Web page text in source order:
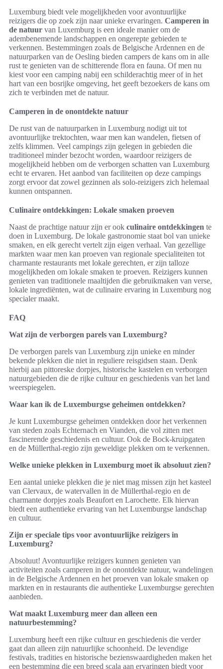
Luxemburg biedt vele mogelijkheden voor avontuurlijke
reizigers die op zoek zijn naar unieke ervaringen. Camperen in
de natuur van Luxemburg is een ideale manier om de
adembenemende landschappen en ongerepte gebieden te
verkennen. Bestemmingen zoals de Belgische Ardennen en de
natuurparken van de Oesling bieden campers de kans om in alle
rust te genieten van de schitterende flora en fauna. Of men nu
kiest voor een camping nabij een schilderachtig meer of in het
hart van een bosrijke omgeving, het geeft bezoekers de kans om
zich te verbinden met de natuur.
Camperen in de onontdekte natuur
De rust van de natuurparken in Luxemburg nodigt uit tot
avontuurlijke trektochten, waar men kan wandelen, fietsen of
zelfs klimmen. Veel campings zijn gelegen in gebieden die
traditioneel minder bezocht worden, waardoor reizigers de
mogelijkheid hebben om de verborgen schatten van Luxemburg
echt te ervaren. Het aanbod van faciliteiten op deze campings
zorgt ervoor dat zowel gezinnen als solo-reizigers zich helemaal
kunnen ontspannen.
Culinaire ontdekkingen: Lokale smaken proeven
Naast de prachtige natuur zijn er ook culinaire ontdekkingen te
doen in Luxemburg. De lokale gastronomie staat bol van unieke
smaken, en elk gerecht vertelt zijn eigen verhaal. Van gezellige
markten waar men kan proeven van regionale specialiteiten tot
charmante restaurants met lokale gerechten, er zijn talloze
mogelijkheden om lokale smaken te proeven. Reizigers kunnen
genieten van traditionele maaltijden die gebruikmaken van verse,
lokale ingrediënten, wat de culinaire ervaring in Luxemburg nog
specialer maakt.
FAQ
Wat zijn de verborgen parels van Luxemburg?
De verborgen parels van Luxemburg zijn unieke en minder
bekende plekken die niet in reguliere reisgidsen staan. Denk
hierbij aan pittoreske dorpjes, historische kastelen en verborgen
natuurgebieden die de rijke cultuur en geschiedenis van het land
weerspiegelen.
Waar kan ik de Luxemburgse geheimen ontdekken?
Je kunt Luxemburgse geheimen ontdekken door het verkennen
van steden zoals Echternach en Vianden, die vol zitten met
fascinerende geschiedenis en cultuur. Ook de Bock-kruipgaten
en de Müllerthal-regio zijn geweldige plekken om te verkennen.
Welke unieke plekken in Luxemburg moet ik absoluut zien?
Een aantal unieke plekken die je niet mag missen zijn het kasteel
van Clervaux, de watervallen in de Müllerthal-regio en de
charmante dorpjes zoals Beaufort en Larochette. Elk hiervan
biedt een authentieke ervaring van het Luxemburgse landschap
en cultuur.
Zijn er speciale tips voor avontuurlijke reizigers in
Luxemburg?
Absoluut! Avontuurlijke reizigers kunnen genieten van
activiteiten zoals camperen in de onontdekte natuur, wandelingen
in de Belgische Ardennen en het proeven van lokale smaken op
markten en in restaurants die authentieke Luxemburgse gerechten
aanbieden.
Wat maakt Luxemburg meer dan alleen een
natuurbestemming?
Luxemburg heeft een rijke cultuur en geschiedenis die verder
gaat dan alleen zijn natuurlijke schoonheid. De levendige
festivals, tradities en historische bezienswaardigheden maken het
een bestemming die een breed scala aan ervaringen biedt voor